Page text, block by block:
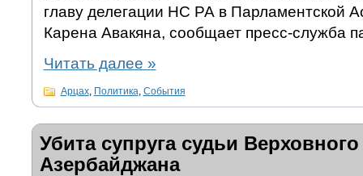
главу делегации НС РА в Парламентской
Карена Авакяна, сообщает пресс-служба
Читать далее »
Арцах, Политика События
Убита супруга судьи Верховного
Азербайджана